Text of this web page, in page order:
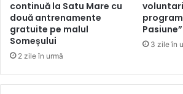
continuă la Satu Mare cu
două antrenamente
gratuite pe malul
Someșului
2 zile în urmă
Pasiune”
3 zile în